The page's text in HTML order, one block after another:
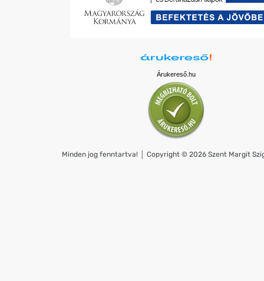
Árukereső.hu
Minden jog fenntartva! │ Copyright © 2026 Szent Margit